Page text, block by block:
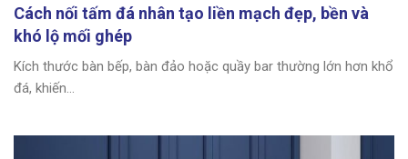
Cách nối tấm đá nhân tạo liền mạch đẹp, bền và
khó lộ mối ghép
Kích thước bàn bếp, bàn đảo hoặc quầy bar thường lớn hơn khổ
đá, khiến...